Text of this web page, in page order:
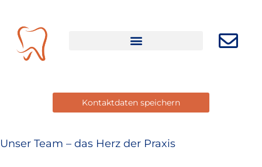
Inhalt
springen
Kontaktdaten speichern
Unser Team – das Herz der Praxis